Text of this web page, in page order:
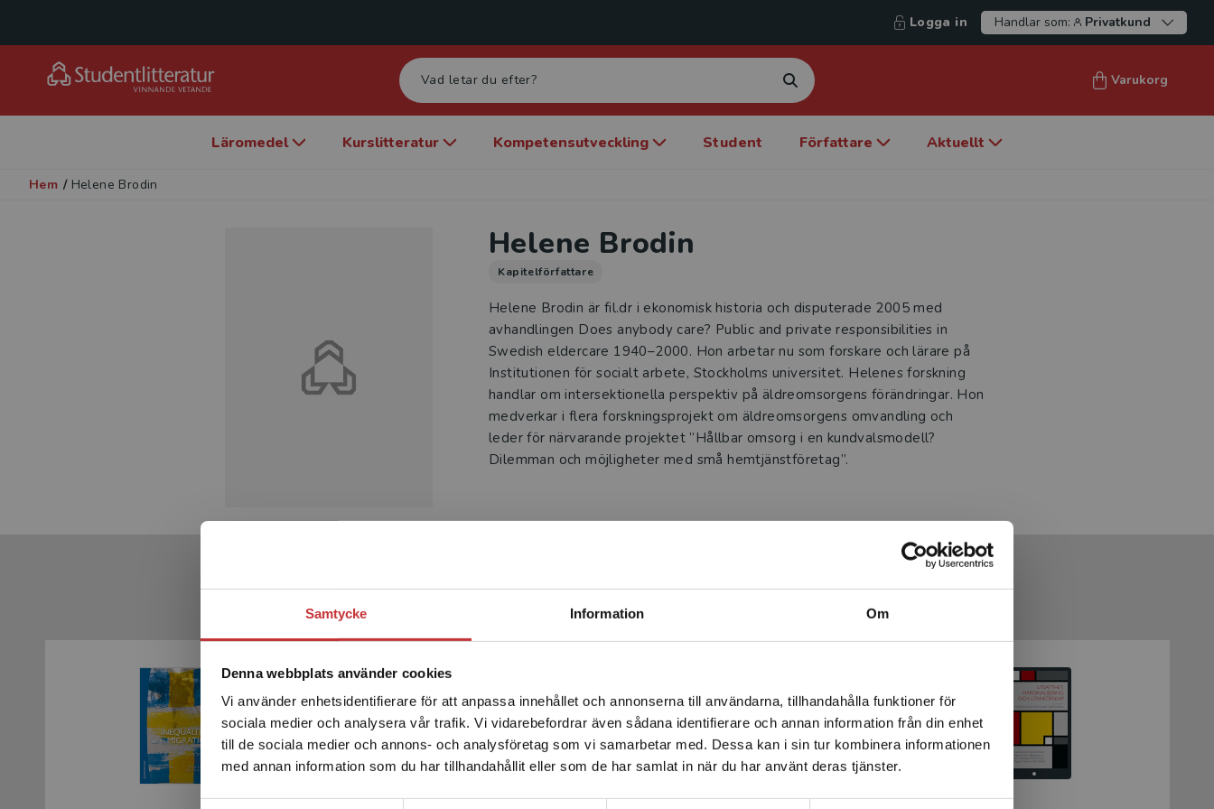
Samtycke Information Om
Denna webbplats använder cookies
Vi använder enhetsidentifierare för att anpassa innehållet och annonserna till användarna, tillhandahålla funktioner för
sociala medier och analysera vår trafik. Vi vidarebefordrar även sådana identifierare och annan information från din enhet
till de sociala medier och annons- och analysföretag som vi samarbetar med. Dessa kan i sin tur kombinera informationen
med annan information som du har tillhandahållit eller som de har samlat in när du har använt deras tjänster.
Begränsad fraktregion
Det verkar som att du besöker studentlitteratur.se via en
enhet utanför Sverige. Vi erbjuder inte leveranser utanför
Sverige. För att kunna slutföra ett köp måste
leveransadressen vara i Sverige.Läs mer
Logga in Handlar som: Privatkund
Varukorg
Läromedel Kurslitteratur Kompetensutveckling Student Författare Aktuellt
Hem / Helene Brodin
Helene Brodin
Kapitelförfattare
Helene Brodin är fil.dr i ekonomisk historia och disputerade 2005 med
avhandlingen Does anybody care? Public and private responsibilities in
Swedish eldercare 1940–2000. Hon arbetar nu som forskare och lärare på
Institutionen för socialt arbete, Stockholms universitet. Helenes forskning
handlar om intersektionella perspektiv på äldreomsorgens förändringar. Hon
medverkar i flera forskningsprojekt om äldreomsorgens omvandling och
leder för närvarande projektet ”Hållbar omsorg i en kundvalsmodell?
Dilemman och möjligheter med små hemtjänstföretag”.
Produkter